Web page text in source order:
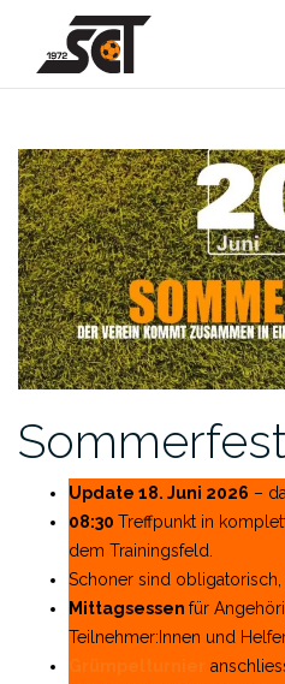
springen
Update 18. Juni 2026 –
08:30 Treffpunkt in
dem Trainingsfeld.
Schoner sind
Mittagsessen für
Teilnehmer:Innen und